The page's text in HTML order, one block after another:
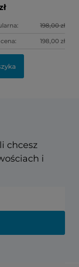
198,00 zł
198,00 zł
chcesz
i